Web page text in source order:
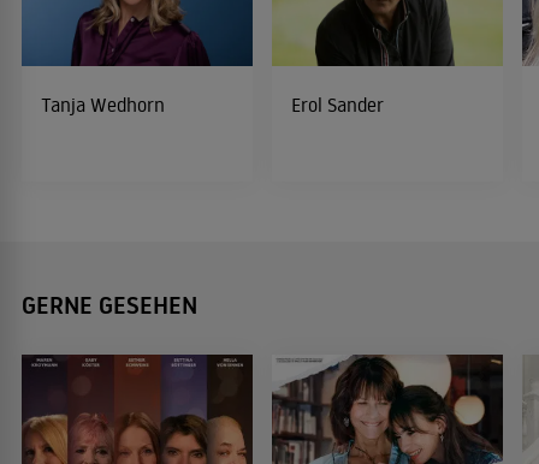
Tanja Wedhorn Erol Sander
GERNE GESEHEN